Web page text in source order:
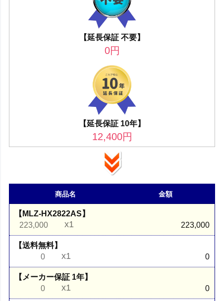
【延長保証 不要】
0円
【延長保証 10年】
12,400円
商品名 金額
【MLZ-HX2822AS】
223,000
x1 223,000
【送料無料】
0
x1 0
【メーカー保証 1年】
0
x1 0